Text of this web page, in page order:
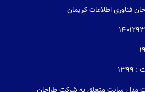
فناوری اطلاعات كريمان